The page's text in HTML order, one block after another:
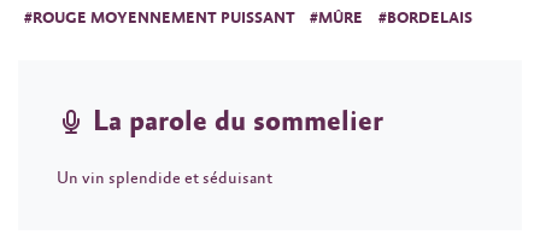
#ROUGE MOYENNEMENT PUISSANT #MÛRE #BORDELAIS
La parole du sommelier
Un vin splendide et séduisant